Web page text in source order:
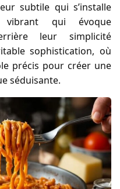
subtile qui s’installe
qui évoque
leur simplicité
sophistication, où
précis pour créer une
séduisante.